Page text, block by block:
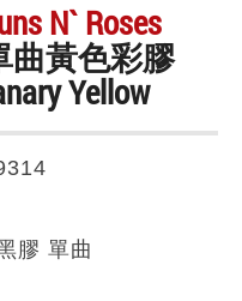
N` Roses
曲黃色彩膠
Yellow
膠 單曲